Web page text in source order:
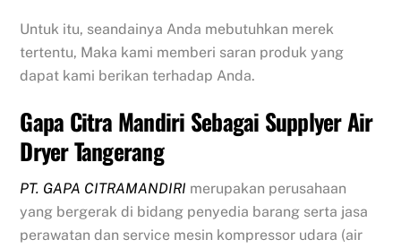
Untuk itu, seandainya Anda mebutuhkan merek
tertentu, Maka kami memberi saran produk yang
dapat kami berikan terhadap Anda.
Gapa Citra Mandiri Sebagai Supplyer Air
Dryer Tangerang
PT. GAPA CITRAMANDIRI merupakan perusahaan
yang bergerak di bidang penyedia barang serta jasa
perawatan dan service mesin kompressor udara (air